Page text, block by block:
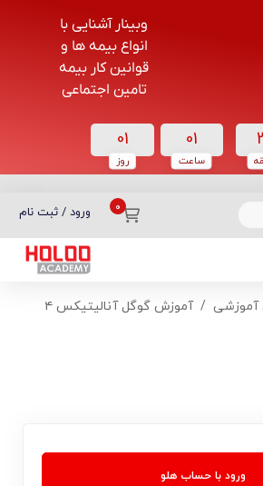
وبینار آشنایی با
انواع بیمه ها و
قوانین کار بیمه
تامین اجتماعی
01
روز
01
ساعت‌
ورود / ثبت نام
آموزشی
آموزش گوگل آنالیتیکس ۴
ورود با حساب هلو